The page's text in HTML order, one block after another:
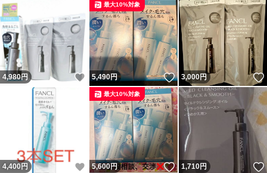
4,980円 いいね！
5,490円 いいね！
最大10%対象
3,000円
4,400 円 いいね！
5,600円 いいね！
最大10%対象
1,710円